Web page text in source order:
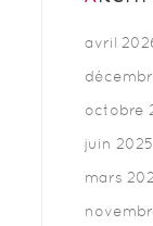
avril
octobre
juin 2025
mars